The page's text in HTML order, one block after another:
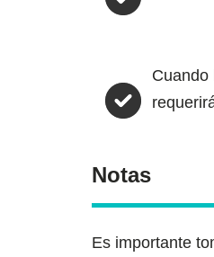
Cuando
Notas
Es importante